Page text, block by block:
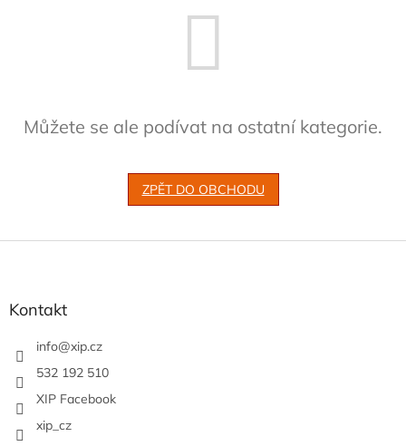
Můžete se ale podívat na ostatní kategorie.
ZPĚT DO OBCHODU
Z
Kontakt
info@xip.cz
532 192 510
XIP Facebook
xip_cz